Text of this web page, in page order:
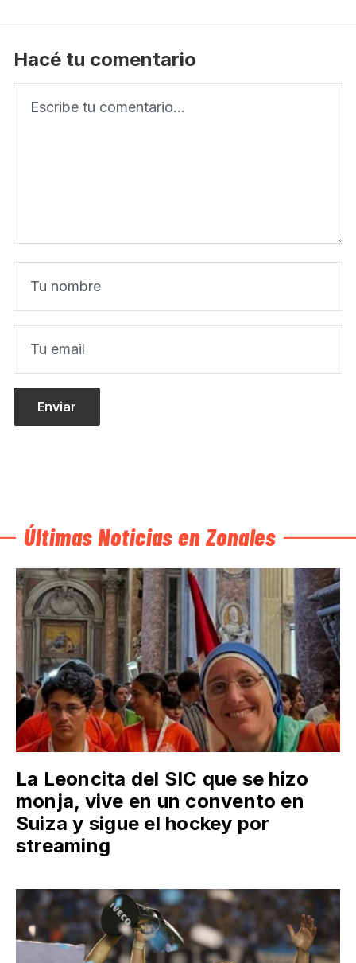
Hacé tu comentario
Últimas Noticias en Zonales
La Leoncita del SIC que se hizo
monja, vive en un convento en
Suiza y sigue el hockey por
streaming